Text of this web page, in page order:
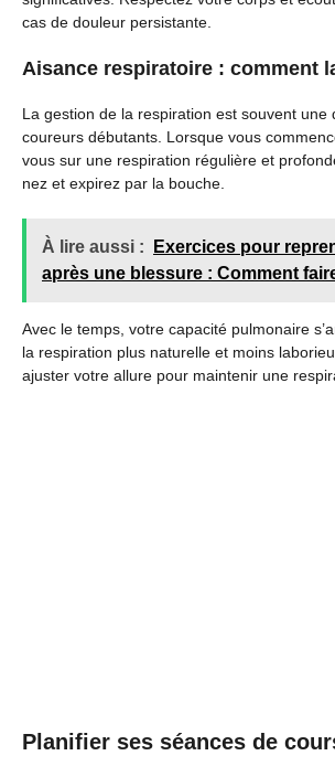
cas de douleur persistante.
Aisance respiratoire : comment
La gestion de la respiration est souvent une
coureurs débutants. Lorsque vous
vous sur une respiration régulière et
nez et expirez par la bouche.
À lire aussi :
Exercices pour
après une blessure : Comment
Avec le temps, votre capacité pulmonaire
la respiration plus naturelle et moins
ajuster votre allure pour maintenir une
Planifier ses séances de